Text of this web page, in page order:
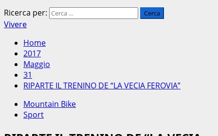
Ricerca per:
Vivere
Home
2017
Maggio
31
RIPARTE IL TRENINO DE “LA VECIA FEROVIA”
Mountain Bike
Sport